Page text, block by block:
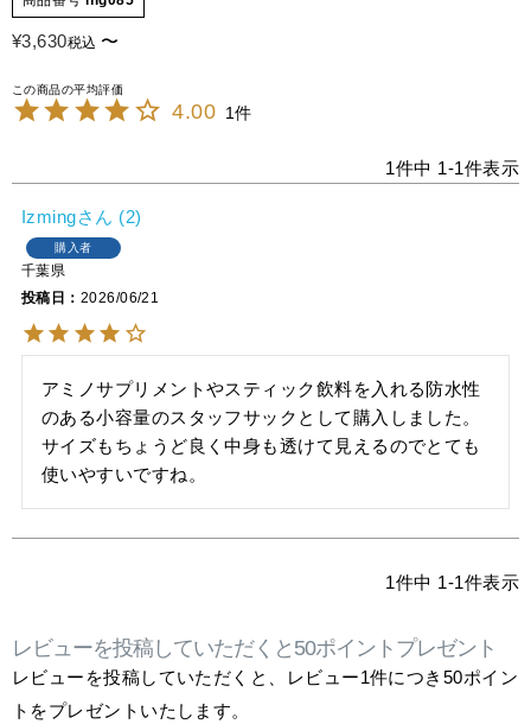
¥3,630税込 〜
4.00 1
1件中 1-1件表示
Izming 2
購入者
千葉県
投稿日
2026/06/21
アミノサプリメントやスティック飲料を入れる防水性
のある小容量のスタッフサックとして購入しました。
サイズもちょうど良く中身も透けて見えるのでとても
使いやすいですね。
1件中 1-1件表示
レビューを投稿していただくと50ポイントプレゼント
レビューを投稿していただくと、レビュー1件につき50ポイン
トをプレゼントいたします。